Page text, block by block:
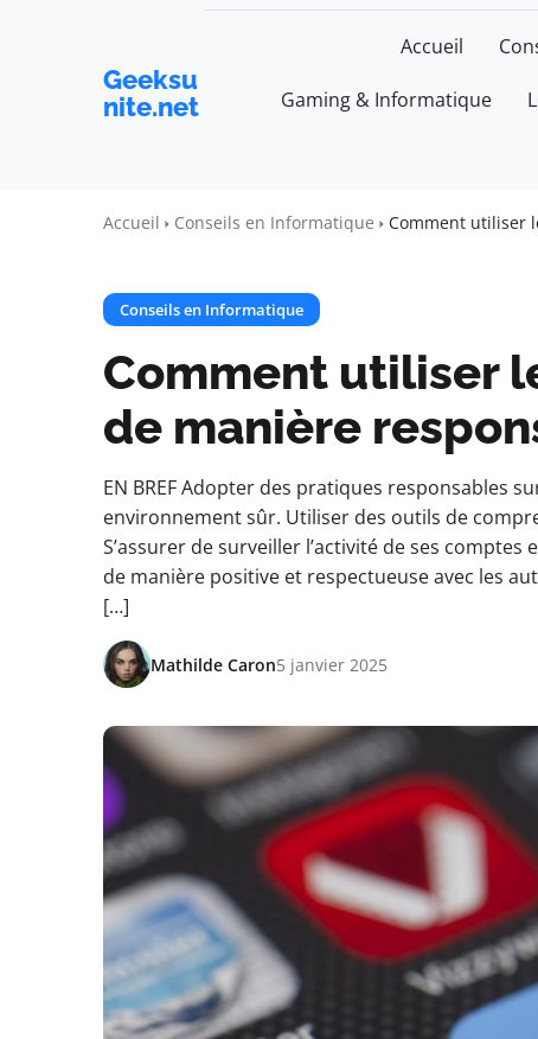
Geeksu
nite.net
Accueil
Gaming & Informatique
Accueil Conseils en Informatique Comment utiliser
Conseils en Informatique
Comment utiliser
de manière
EN BREF Adopter des pratiques responsables
environnement sûr. Utiliser des outils de
S’assurer de surveiller l’activité de ses
de manière positive et respectueuse avec les
[…]
Mathilde Caron5 janvier 2025